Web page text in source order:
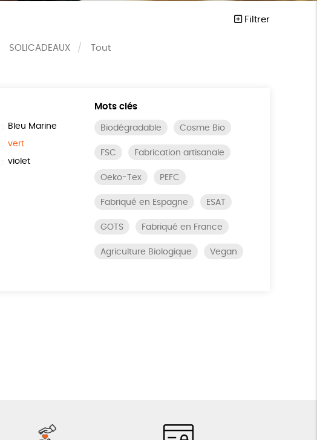
Filtrer
SOLICADEAUX Tout
Bleu Marine
vert
violet
Mots clés
Biodégradable Cosme Bio
FSC Fabrication artisanale
Oeko-Tex PEFC
Fabriqué en Espagne ESAT
GOTS Fabriqué en France
Agriculture Biologique Vegan